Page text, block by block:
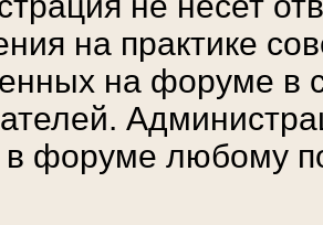
на практике
на форуме в
в форуме любому